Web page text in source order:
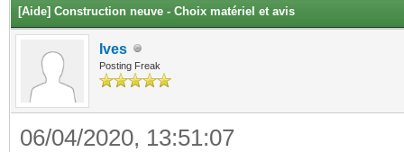
[Aide] Construction neuve - Choix matériel et avis
Ives
Posting Freak
06/04/2020, 13:51:07